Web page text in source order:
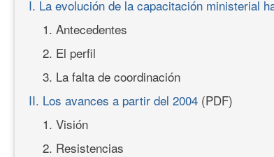
I. La evolución de la capacitación ministerial
1. Antecedentes
2. El perfil
3. La falta de coordinación
II. Los avances a partir del 2004 (PDF)
1. Visión
2. Resistencias